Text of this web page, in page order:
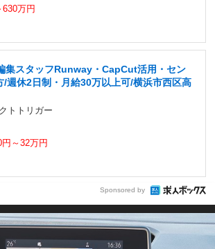
万円
集スタッフRunway・CapCut活用・セン
/週休2日制・月給30万以上可/横浜市西区高
トトリガー
円～32万円
Sponsored by